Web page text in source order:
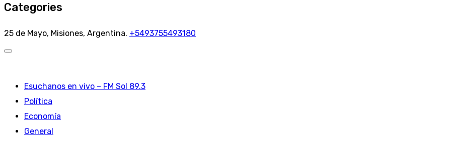
Categories
25 de Mayo, Misiones, Argentina. +5493755493180
Esuchanos en vivo – FM Sol 89.3
Política
Economía
General